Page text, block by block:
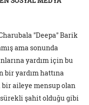
"Deepa" Barik
ama sonunda
yardım için bu
yardım hattına
aileye mensup olan
sürekli şahit olduğu gibi